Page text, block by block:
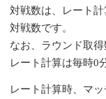
対戦数は、レート
対戦数です。
なお、ラウンド取
レート計算は毎時0
レート計算時、マ